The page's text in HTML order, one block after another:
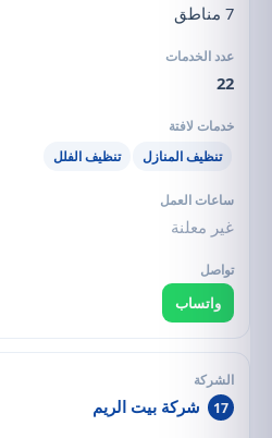
7 مناطق
22
تنظيف المنازل تنظيف الفلل
غير معلنة
واتساب
17 شركة بيت الريم